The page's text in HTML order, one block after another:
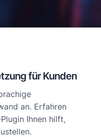
für Kunden
an. Erfahren
Ihnen hilft,